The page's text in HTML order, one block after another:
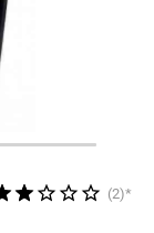
(2)*